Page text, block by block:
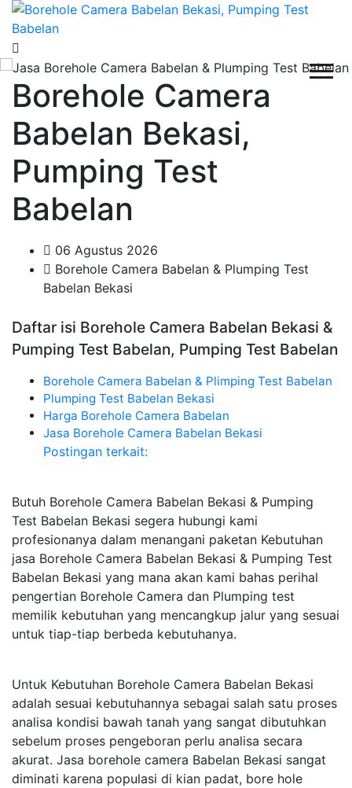
Borehole Camera
Babelan Bekasi,
Pumping Test
Babelan
06 Agustus 2026
Borehole Camera Babelan & Plumping Test
Babelan Bekasi
Daftar isi Borehole Camera Babelan Bekasi &
Pumping Test Babelan, Pumping Test Babelan
Borehole Camera Babelan & Plimping Test Babelan
Plumping Test Babelan Bekasi
Harga Borehole Camera Babelan
Jasa Borehole Camera Babelan Bekasi
Postingan terkait:
Butuh Borehole Camera Babelan Bekasi & Pumping
Test Babelan Bekasi segera hubungi kami
profesionanya dalam menangani paketan Kebutuhan
jasa Borehole Camera Babelan Bekasi & Pumping Test
Babelan Bekasi yang mana akan kami bahas perihal
pengertian Borehole Camera dan Plumping test
memilik kebutuhan yang mencangkup jalur yang sesuai
untuk tiap-tiap berbeda kebutuhanya.
Untuk Kebutuhan Borehole Camera Babelan Bekasi
adalah sesuai kebutuhannya sebagai salah satu proses
analisa kondisi bawah tanah yang sangat dibutuhkan
sebelum proses pengeboran perlu analisa secara
akurat. Jasa borehole camera Babelan Bekasi sangat
diminati karena populasi di kian padat, bore hole